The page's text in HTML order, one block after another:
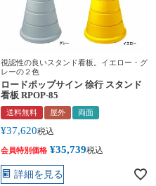
視認性の良いスタンド看板。イエロー・グ
レーの２色
ロードポップサイン 徐行 スタンド
看板 RPOP-85
送料無料 屋外 両面
¥37,620税込
会員特別価格 ¥35,739税込
詳細を見る